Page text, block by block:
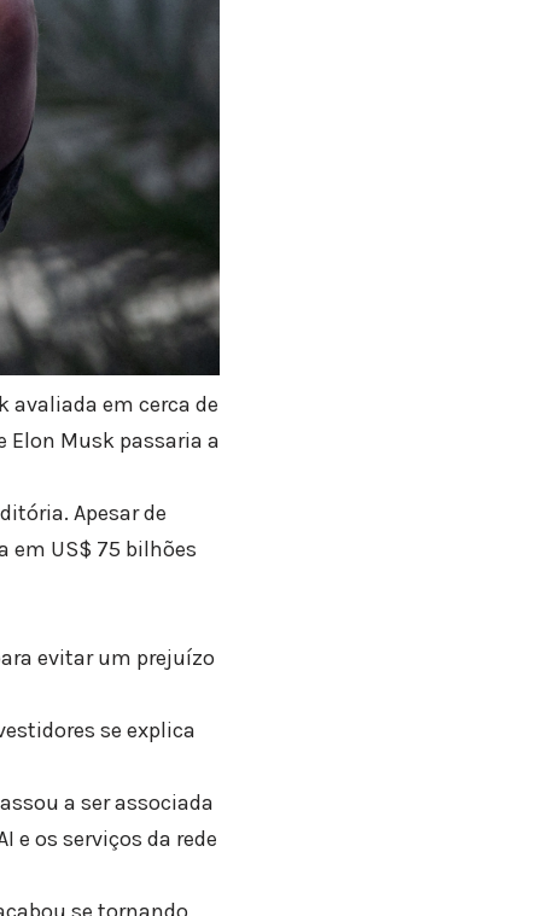
avaliada em cerca de
Elon Musk passaria a
Apesar de
em US$ 75 bilhões
evitar um prejuízo
se explica
a ser associada
e os serviços da rede